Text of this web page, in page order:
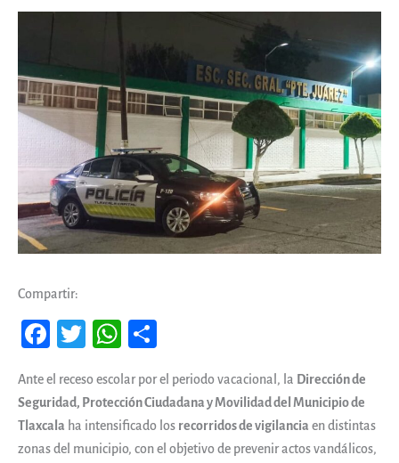
Compartir:
Fa
b
oo
k
T
tt
er
W
ts
A
pp
pa
rti
r
Ante el receso escolar por el periodo vacacional, la Dirección de
Seguridad, Protección Ciudadana y Movilidad del Municipio de
Tlaxcala ha intensificado los recorridos de vigilancia en distintas
zonas del municipio, con el objetivo de prevenir actos vandálicos,